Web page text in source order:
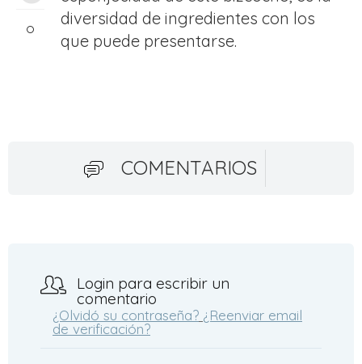
diversidad de ingredientes con los
que puede presentarse.
COMENTARIOS
Login para escribir un
comentario
¿Olvidó su contraseña? ¿Reenviar email
de verificación?